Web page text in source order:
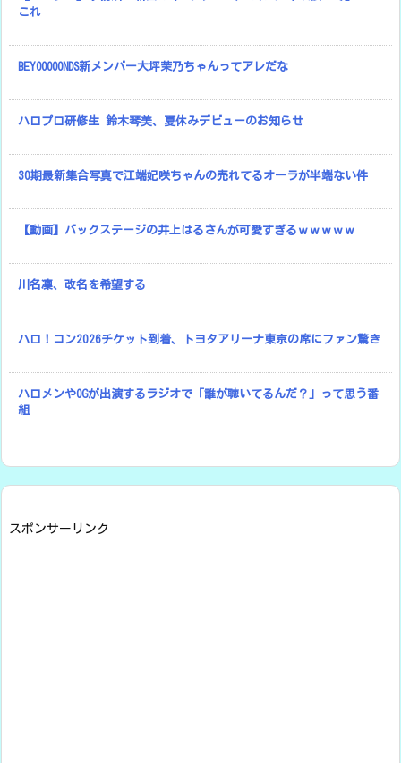
これ
BEYOOOOONDS新メンバー大坪茉乃ちゃんってアレだな
ハロプロ研修生 鈴木琴美、夏休みデビューのお知らせ
30期最新集合写真で江端妃咲ちゃんの売れてるオーラが半端ない件
【動画】バックステージの井上はるさんが可愛すぎるｗｗｗｗｗ
川名凜、改名を希望する
ハロ！コン2026チケット到着、トヨタアリーナ東京の席にファン驚き
ハロメンやOGが出演するラジオで「誰が聴いてるんだ？」って思う番
組
スポンサーリンク